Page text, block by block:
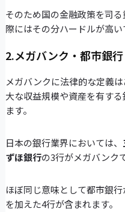
そのため国の金融政策を司
際にはその分ハードルが高い
2.メガバンク・都市銀行
メガバンクに法律的な定義
大な収益規模や資産を有す
ます。
日本の銀行業界においては、
ずほ銀行の3行がメガバンク
ほぼ同じ意味として都市銀
を加えた4行が含まれます。